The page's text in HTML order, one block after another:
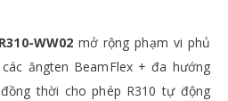
WW02 mở rộng phạm vi phủ
ăngten BeamFlex + đa hướng
thời cho phép R310 tự động